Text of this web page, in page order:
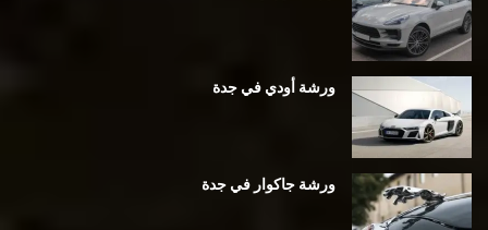
ورشة أودي في جدة
ورشة جاكوار في جدة